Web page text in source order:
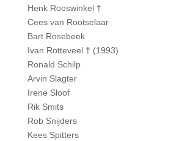
Henk Rooswinkel †
Cees van Rootselaar
Bart Rosebeek
Ivan Rotteveel † (1993)
Ronald Schilp
Arvin Slagter
Irene Sloof
Rik Smits
Rob Snijders
Kees Spitters